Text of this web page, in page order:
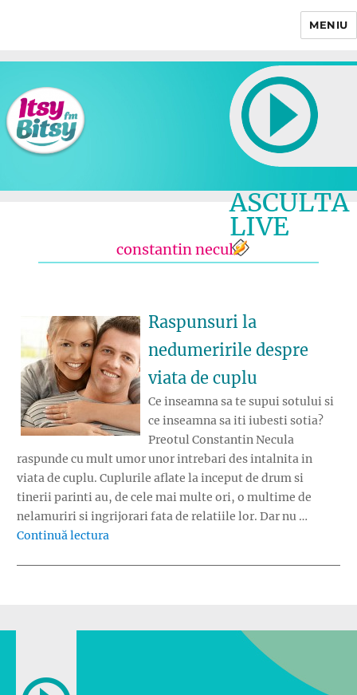
MENIU
ASCULTA
LIVE
constantin necula
Raspunsuri la
nedumeririle despre
viata de cuplu
Ce inseamna sa te supui sotului si
ce inseamna sa iti iubesti sotia?
Preotul Constantin Necula
raspunde cu mult umor unor intrebari des intalnita in
viata de cuplu. Cuplurile aflate la inceput de drum si
tinerii parinti au, de cele mai multe ori, o multime de
nelamuriri si ingrijorari fata de relatiile lor. Dar nu …
Continuă lectura